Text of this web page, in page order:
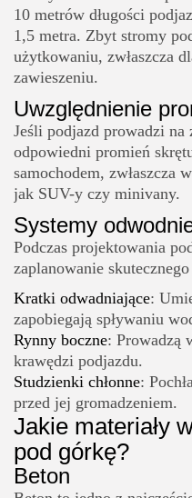
10 metrów długości
1,5 metra. Zbyt stromy
użytkowaniu, zwłaszcza
zawieszeniu.
Uwzględnienie
Jeśli podjazd prowadzi na
odpowiedni promień
samochodem, zwłaszcza
jak SUV-y czy minivany.
Systemy
Podczas projektowania
zaplanowanie
Kratki odwadniające:
zapobiegają spływaniu
Rynny boczne: Prowadzą
krawędzi podjazdu.
Studzienki chłonne:
przed jej gromadzeniem.
Jakie materiały
pod górkę?
Beton